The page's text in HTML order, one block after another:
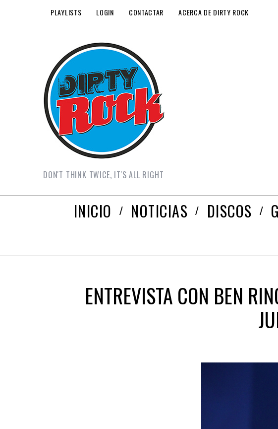
PLAYLISTS LOGIN CONTACTAR ACERCA DE DIRTY ROCK
DON'T THINK TWICE, IT'S ALL RIGHT
INICIO NOTICIAS DISCOS
ENTREVISTA CON BEN